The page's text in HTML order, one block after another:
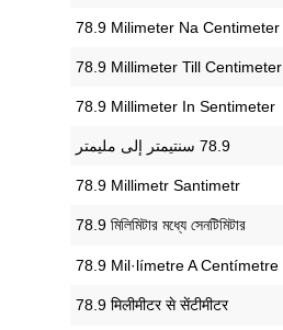
‎78.9 Milimeter Na Centimeter
‎78.9 Millimeter Till Centimeter
‎78.9 Millimeter In Sentimeter
‎78.9 Millimetr Santimetr
‎78.9 মিলিমিটার মধ্যে সেনটিমিটার
‎78.9 Mil·límetre A Centímetre
‎78.9 मिलीमीटर से सेंटीमीटर